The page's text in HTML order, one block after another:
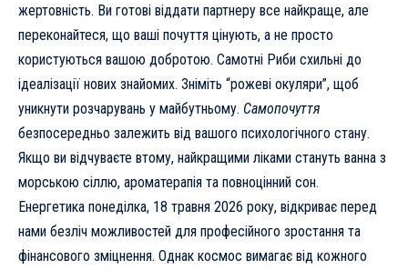
жертовність. Ви готові віддати партнеру все найкраще, але
переконайтеся, що ваші почуття цінують, а не просто
користуються вашою добротою. Самотні Риби схильні до
ідеалізації нових знайомих. Зніміть “рожеві окуляри”, щоб
уникнути розчарувань у майбутньому. Самопочуття
безпосередньо залежить від вашого психологічного стану.
Якщо ви відчуваєте втому, найкращими ліками стануть ванна з
морською сіллю, ароматерапія та повноцінний сон.
Енергетика понеділка, 18 травня 2026 року, відкриває перед
нами безліч можливостей для професійного зростання та
фінансового зміцнення. Однак космос вимагає від кожного